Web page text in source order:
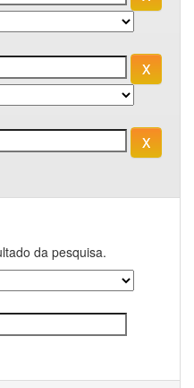
da pesquisa.